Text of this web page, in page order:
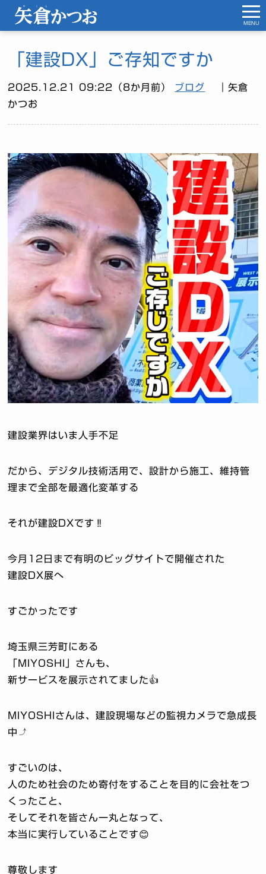
「建設DX」ご存知ですか
2025.12.21 09:22（8か月前） ブログ
｜矢倉
かつお
建設業界はいま人手不足
だから、デジタル技術活用で、設計から施工、維持管
理まで全部を最適化変革する
それが建設DXです‼️
今月12日まで有明のビッグサイトで開催された
建設DX展へ
すごかったです
埼玉県三芳町にある
「MIYOSHI」さんも、
新サービスを展示されてました👍
MIYOSHIさんは、建設現場などの監視カメラで急成長
中⤴️
すごいのは、
人のため社会のため寄付をすることを目的に会社をつ
くったこと、
そしてそれを皆さん一丸となって、
本当に実行していることです😊
尊敬します
MENU